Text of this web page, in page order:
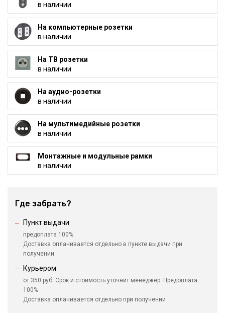
в наличии
На компьютерные розетки
в наличии
На ТВ розетки
в наличии
На аудио-розетки
в наличии
На мультимедийные розетки
в наличии
Монтажные и модульные рамки
в наличии
Где забрать?
Пункт выдачи
предоплата 100%
Доставка оплачивается отдельно в пункте выдачи при
получении
Курьером
от 350 руб. Срок и стоимость уточнит менеджер. Предоплата
100%
Доставка оплачивается отдельно при получении